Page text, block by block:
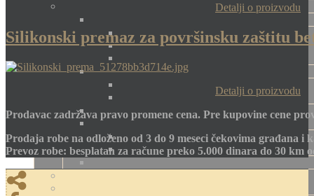
Detalji o proizvodu
Silikonski premaz za površinsku zaštitu
Detalji o proizvodu
Prodavac zadržava pravo promene cena. Pre kupovine cene
Prodaja robe na odloženo od 3 do 9 meseci čekovima građana i
Prevoz robe: besplatan za račune preko 5.000 dinara do 30 km